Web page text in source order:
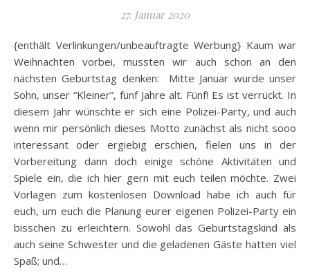
27. Januar 2020
{enthält Verlinkungen/unbeauftragte Werbung} Kaum war
Weihnachten vorbei, mussten wir auch schon an den
nächsten Geburtstag denken: Mitte Januar wurde unser
Sohn, unser “Kleiner”, fünf Jahre alt. Fünf! Es ist verrückt. In
diesem Jahr wünschte er sich eine Polizei-Party, und auch
wenn mir persönlich dieses Motto zunächst als nicht sooo
interessant oder ergiebig erschien, fielen uns in der
Vorbereitung dann doch einige schöne Aktivitäten und
Spiele ein, die ich hier gern mit euch teilen möchte. Zwei
Vorlagen zum kostenlosen Download habe ich auch für
euch, um euch die Planung eurer eigenen Polizei-Party ein
bisschen zu erleichtern. Sowohl das Geburtstagskind als
auch seine Schwester und die geladenen Gäste hatten viel
Spaß; und…